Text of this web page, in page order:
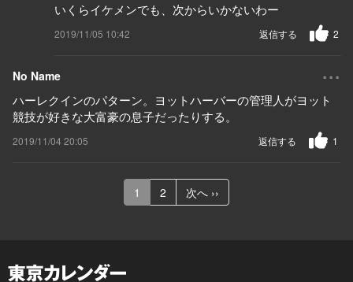
いくらイケメンでも、次からいかないわー
2019/11/05 10:42 2
返信する
No Name ...
ハーレクインのパターン。ヨットハーバーの管理人がヨット
競技が好きな大富豪の息子だったりする。
2019/11/04 20:05 1
返信する
1 2 次へ ››